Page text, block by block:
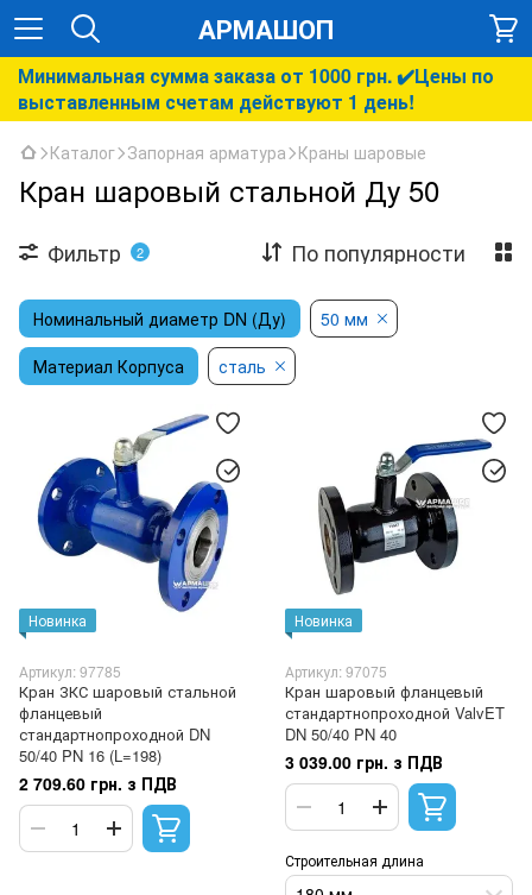
АРМАШОП
Минимальная сумма заказа от 1000 грн. ✔️Цены по
выставленным счетам действуют 1 день!
Каталог Запорная арматура Краны шаровые
Кран шаровый стальной Ду 50
Фильтр 2 По популярности
Номинальный диаметр DN (Ду)
50 мм
Материал Корпуса
сталь
Новинка
Артикул: 97785
Кран ЗКС шаровый стальной
фланцевый
стандартнопроходной DN
50/40 PN 16 (L=198)
2 709.60 грн. з ПДВ
Новинка
Артикул: 97075
Кран шаровый фланцевый
стандартнопроходной ValvET
DN 50/40 PN 40
3 039.00 грн. з ПДВ
Строительная длина